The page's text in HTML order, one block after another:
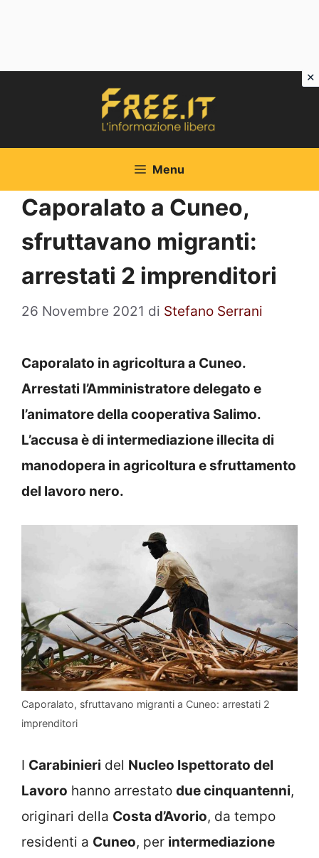
Menu
Caporalato a Cuneo,
sfruttavano migranti:
arrestati 2 imprenditori
26 Novembre 2021 di Stefano Serrani
Caporalato in agricoltura a Cuneo.
Arrestati l’Amministratore delegato e
l’animatore della cooperativa Salimo.
L’accusa è di intermediazione illecita di
manodopera in agricoltura e sfruttamento
del lavoro nero.
Caporalato, sfruttavano migranti a Cuneo: arrestati 2
imprenditori
I Carabinieri del Nucleo Ispettorato del
Lavoro hanno arrestato due cinquantenni,
originari della Costa d’Avorio, da tempo
residenti a Cuneo, per intermediazione